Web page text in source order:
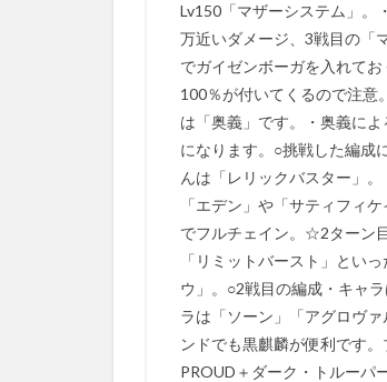
Lv150「マザーシステム」。
万近いダメージ、3戦目の「
でガイゼンボーガを入れて
100％が付いてくるので注意
は「奥義」です。・奥義に
になります。○挑戦した編成
んは「レリックバスター」
「エデン」や「サティフィ
でフルチェイン。☆2ターン
「リミットバースト」とい
ウ」。○2戦目の編成・キャ
ラは「ソーン」「アグロヴ
ンドでも黒麒麟が便利です
PROUD＋ダーク・トルーパ